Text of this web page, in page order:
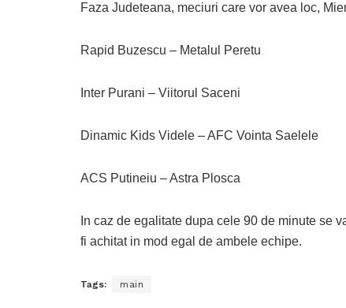
Faza Judeteana, meciuri care vor avea loc,
Rapid Buzescu – Metalul Peretu
Inter Purani – Viitorul Saceni
Dinamic Kids Videle – AFC Vointa Saelele
ACS Putineiu – Astra Plosca
In caz de egalitate dupa cele 90 de minute se
fi achitat in mod egal de ambele echipe.
Tags: main